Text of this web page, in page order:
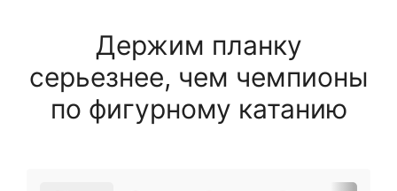
Держим планку
серьезнее, чем чемпионы
по фигурному катанию